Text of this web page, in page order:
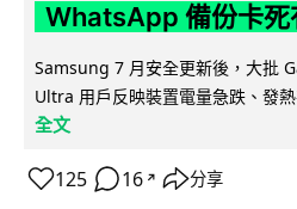
WhatsApp 備份卡死
Samsung 7 月安全更新後，大批
Ultra 用戶反映裝置電量急跌、發
全文
125 16 ↗ 分享